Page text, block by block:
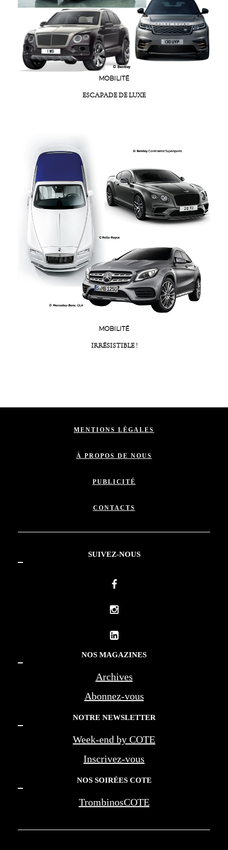
MOBILITÉ
ESCAPADE DE LUXE
MOBILITÉ
IRRÉSISTIBLE !
MENTIONS LÉGALES
À PROPOS DE NOUS
PUBLICITÉ
CONTACTS
SUIVEZ-NOUS
NOS MAGAZINES
Archives
Abonnez-vous
NOTRE NEWSLETTER
Week-end by COTE
Inscrivez-vous
NOS SOIRÉES COTE
TrombinosCOTE